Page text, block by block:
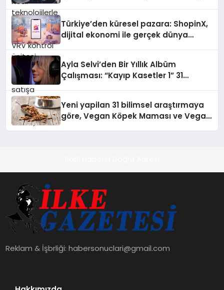
Türkiye’den küresel pazara: ShopinX,
dijital ekonomi ile gerçek dünya
Ayla Selvi’den Bir Yıllık Albüm
Çalışması: “Kayıp Kasetler 1” 31
Yeni yapilan 31 bilimsel araştırmaya
göre, Vegan Köpek Maması ve Vegan
Reklam & İşbrliği:habersonuclari@gmail.com